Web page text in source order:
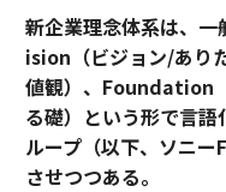
新企業理念体系は、一
ision（ビジョン/あり
値観）、Foundation
る礎）という形で言
ループ（以下、ソニ
させつつある。